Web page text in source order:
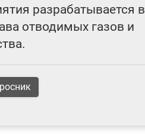
разрабатывается в
отводимых газов и